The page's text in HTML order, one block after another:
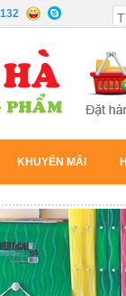
KHUYẾN MÃI